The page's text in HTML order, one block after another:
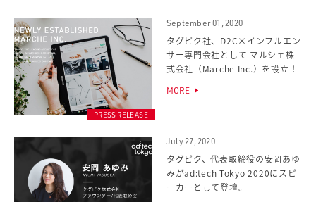
PRESS RELEASE
September 01, 2020
タグピク社、D2C×インフルエン
サー専門会社として マルシェ株
式会社（Marche Inc.）を設立！
MORE
July 27, 2020
タグピク、代表取締役の安岡あゆ
みがad:tech Tokyo 2020にスピ
ーカーとして登壇。